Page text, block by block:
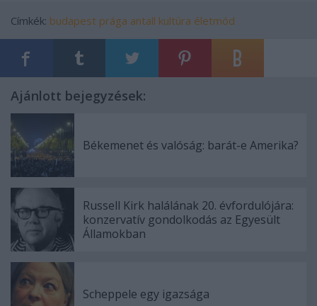
Címkék: budapest prága antall kultúra életmód
Ajánlott bejegyzések:
Békemenet és valóság: barát-e Amerika?
Russell Kirk halálának 20. évfordulójára:
konzervatív gondolkodás az Egyesült
Államokban
Scheppele egy igazsága